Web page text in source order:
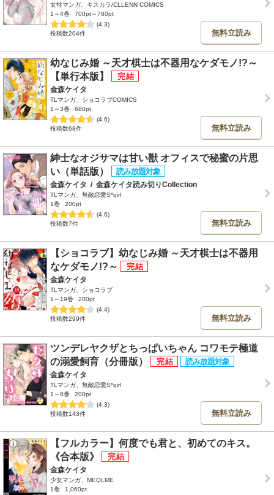
女性マンガ、キスカラ/CLLENN COMICS
1～4巻
700pt～780pt
(4.3)
投稿数204件
無料立読み
幼なじみ婚 ～天才棋士は不器用なケダモノ!?～
【単行本版】
金森ケイタ
TLマンガ、ショコラブCOMICS
1～3巻
680pt
(4.6)
投稿数68件
無料立読み
紳士なオジサマは甘い獣 オフィスで秘蜜の片思
い（単話版）
金森ケイタ / 金森ケイタ読み切りCollection
TLマンガ、無敵恋愛S*girl
1巻
200pt
(4.6)
投稿数7件
無料立読み
【ショコラブ】幼なじみ婚 ～天才棋士は不器用
なケダモノ!?～
金森ケイタ
TLマンガ、ショコラブ
1～19巻
200pt
(4.4)
投稿数299件
無料立読み
ツンデレヤクザとちっぱいちゃん コワモテ極道
の溺愛飼育（分冊版）
金森ケイタ
TLマンガ、無敵恋愛S*girl
1～8巻
200pt
(4.3)
投稿数143件
無料立読み
【フルカラー】何度でも君と、初めてのキス。
《合本版》
金森ケイタ
少女マンガ、MEQLME
1巻
1,060pt